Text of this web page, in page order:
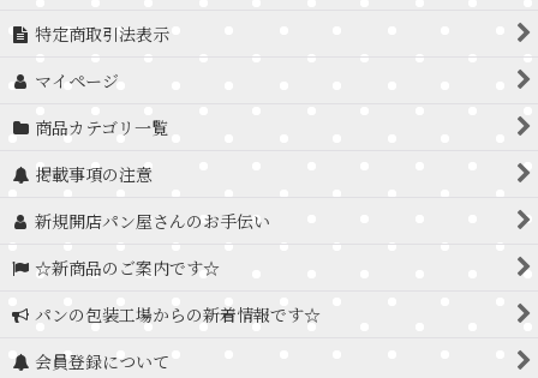
特定商取引法表示
マイページ
商品カテゴリ一覧
掲載事項の注意
新規開店パン屋さんのお手伝い
☆新商品のご案内です☆
パンの包装工場からの新着情報です☆
会員登録について